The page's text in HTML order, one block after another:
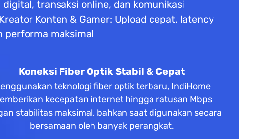
digital, transaksi online, dan komunikasi
Konten & Gamer: Upload cepat, latency
performa maksimal
Koneksi Fiber Optik Stabil & Cepat
teknologi fiber optik terbaru, IndiHome
kecepatan internet hingga ratusan Mbps
stabilitas maksimal, bahkan saat digunakan secara
bersamaan oleh banyak perangkat.